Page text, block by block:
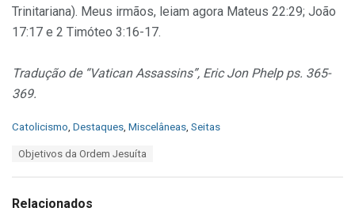
Trinitariana). Meus irmãos, leiam agora Mateus 22:29; João
17:17 e 2 Timóteo 3:16-17.
Tradução de “Vatican Assassins”, Eric Jon Phelp ps. 365-
369.
C
o
r
Catolicismo, Destaques, Miscelâneas, Seitas
:
Objetivos da Ordem Jesuíta
Relacionados